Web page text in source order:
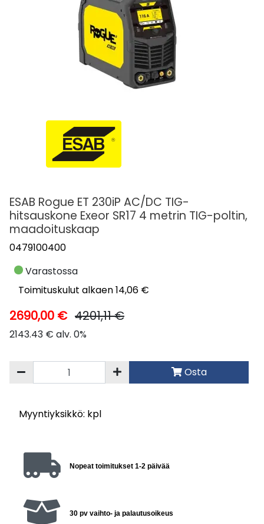
ESAB Rogue ET 230iP AC/DC TIG-
hitsauskone Exeor SR17 4 metrin TIG-poltin,
maadoituskaap
0479100400
Varastossa
Toimituskulut alkaen 14,06 €
2690,00 € 4201,11 €
2143.43 € alv. 0%
Osta
Myyntiyksikkö: kpl
Nopeat toimitukset 1-2 päivää
30 pv vaihto- ja palautusoikeus